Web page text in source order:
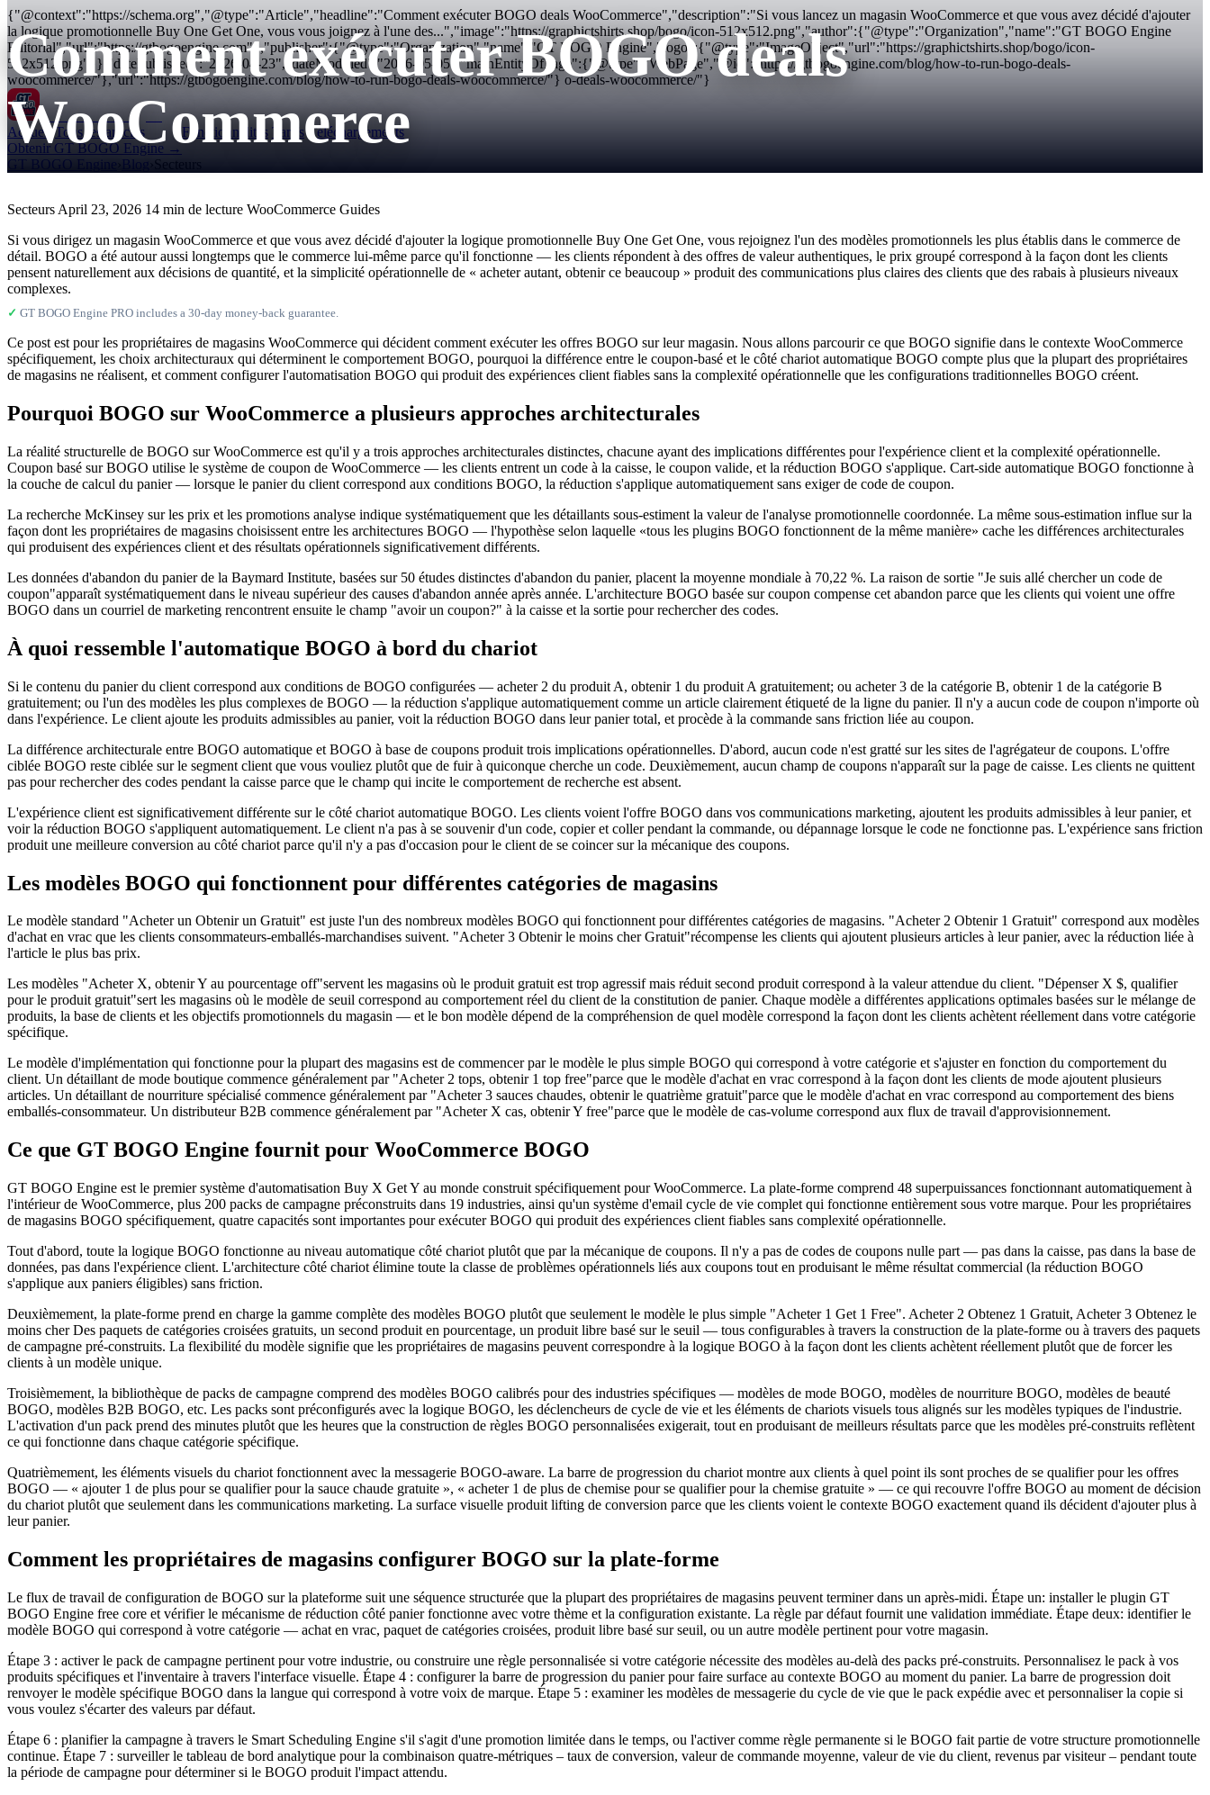
{"@context":"https://schema.org","@type":"Article","headline":"Comment exécuter BOGO deals WooCommerce","description":"Si vous lancez un magasin WooCommerce et que vous avez décidé d'ajouter
la logique promotionnelle Buy One Get One, vous vous joignez à l'une des...","image":"https://graphictshirts.shop/bogo/icon-512x512.png","author":{"@type":"Organization","name":"GT BOGO Engine
Editorial","url":"https://gtbogoengine.com"},"publisher":{"@type":"Organization","name":"GT BOGO Engine","logo":{"@type":"ImageObject","url":"https://graphictshirts.shop/bogo/icon-
512x512.png"}},"datePublished":"2026-04-23","dateModified":"2026-05-05","mainEntityOfPage":{"@type":"WebPage","@id":"https://gtbogoengine.com/blog/how-to-run-bogo-deals-
woocommerce/"},"url":"https://gtbogoengine.com/blog/how-to-run-bogo-deals-woocommerce/"} o-deals-woocommerce/"}
GT BOGOEngine
Accueil Tous les articles Fonctionnalités Tarifs
Téléchargements
Obtenir GT BOGO Engine →
GT BOGO Engine ›Blog ›Secteurs
Comment exécuter BOGO deals
WooCommerce
Secteurs April 23, 2026 14 min de lecture WooCommerce Guides
Si vous dirigez un magasin WooCommerce et que vous avez décidé d'ajouter la logique promotionnelle Buy One Get One, vous rejoignez l'un des modèles promotionnels les plus établis dans le commerce de
détail. BOGO a été autour aussi longtemps que le commerce lui-même parce qu'il fonctionne — les clients répondent à des offres de valeur authentiques, le prix groupé correspond à la façon dont les clients
pensent naturellement aux décisions de quantité, et la simplicité opérationnelle de « acheter autant, obtenir ce beaucoup » produit des communications plus claires des clients que des rabais à plusieurs niveaux
complexes.
✓ GT BOGO Engine PRO includes a 30-day money-back guarantee.
Ce post est pour les propriétaires de magasins WooCommerce qui décident comment exécuter les offres BOGO sur leur magasin. Nous allons parcourir ce que BOGO signifie dans le contexte WooCommerce
spécifiquement, les choix architecturaux qui déterminent le comportement BOGO, pourquoi la différence entre le coupon-basé et le côté chariot automatique BOGO compte plus que la plupart des propriétaires
de magasins ne réalisent, et comment configurer l'automatisation BOGO qui produit des expériences client fiables sans la complexité opérationnelle que les configurations traditionnelles BOGO créent.
Pourquoi BOGO sur WooCommerce a plusieurs approches architecturales
La réalité structurelle de BOGO sur WooCommerce est qu'il y a trois approches architecturales distinctes, chacune ayant des implications différentes pour l'expérience client et la complexité opérationnelle.
Coupon basé sur BOGO utilise le système de coupon de WooCommerce — les clients entrent un code à la caisse, le coupon valide, et la réduction BOGO s'applique. Cart-side automatique BOGO fonctionne à
la couche de calcul du panier — lorsque le panier du client correspond aux conditions BOGO, la réduction s'applique automatiquement sans exiger de code de coupon.
La recherche McKinsey sur les prix et les promotions analyse indique systématiquement que les détaillants sous-estiment la valeur de l'analyse promotionnelle coordonnée. La même sous-estimation influe sur la
façon dont les propriétaires de magasins choisissent entre les architectures BOGO — l'hypothèse selon laquelle «tous les plugins BOGO fonctionnent de la même manière» cache les différences architecturales
qui produisent des expériences client et des résultats opérationnels significativement différents.
Les données d'abandon du panier de la Baymard Institute, basées sur 50 études distinctes d'abandon du panier, placent la moyenne mondiale à 70,22 %. La raison de sortie "Je suis allé chercher un code de
coupon"apparaît systématiquement dans le niveau supérieur des causes d'abandon année après année. L'architecture BOGO basée sur coupon compense cet abandon parce que les clients qui voient une offre
BOGO dans un courriel de marketing rencontrent ensuite le champ "avoir un coupon?" à la caisse et la sortie pour rechercher des codes.
À quoi ressemble l'automatique BOGO à bord du chariot
Si le contenu du panier du client correspond aux conditions de BOGO configurées — acheter 2 du produit A, obtenir 1 du produit A gratuitement; ou acheter 3 de la catégorie B, obtenir 1 de la catégorie B
gratuitement; ou l'un des modèles les plus complexes de BOGO — la réduction s'applique automatiquement comme un article clairement étiqueté de la ligne du panier. Il n'y a aucun code de coupon n'importe où
dans l'expérience. Le client ajoute les produits admissibles au panier, voit la réduction BOGO dans leur panier total, et procède à la commande sans friction liée au coupon.
La différence architecturale entre BOGO automatique et BOGO à base de coupons produit trois implications opérationnelles. D'abord, aucun code n'est gratté sur les sites de l'agrégateur de coupons. L'offre
ciblée BOGO reste ciblée sur le segment client que vous vouliez plutôt que de fuir à quiconque cherche un code. Deuxièmement, aucun champ de coupons n'apparaît sur la page de caisse. Les clients ne quittent
pas pour rechercher des codes pendant la caisse parce que le champ qui incite le comportement de recherche est absent.
L'expérience client est significativement différente sur le côté chariot automatique BOGO. Les clients voient l'offre BOGO dans vos communications marketing, ajoutent les produits admissibles à leur panier, et
voir la réduction BOGO s'appliquent automatiquement. Le client n'a pas à se souvenir d'un code, copier et coller pendant la commande, ou dépannage lorsque le code ne fonctionne pas. L'expérience sans friction
produit une meilleure conversion au côté chariot parce qu'il n'y a pas d'occasion pour le client de se coincer sur la mécanique des coupons.
Les modèles BOGO qui fonctionnent pour différentes catégories de magasins
Le modèle standard "Acheter un Obtenir un Gratuit" est juste l'un des nombreux modèles BOGO qui fonctionnent pour différentes catégories de magasins. "Acheter 2 Obtenir 1 Gratuit" correspond aux modèles
d'achat en vrac que les clients consommateurs-emballés-marchandises suivent. "Acheter 3 Obtenir le moins cher Gratuit"récompense les clients qui ajoutent plusieurs articles à leur panier, avec la réduction liée à
l'article le plus bas prix.
Les modèles "Acheter X, obtenir Y au pourcentage off"servent les magasins où le produit gratuit est trop agressif mais réduit second produit correspond à la valeur attendue du client. "Dépenser X $, qualifier
pour le produit gratuit"sert les magasins où le modèle de seuil correspond au comportement réel du client de la constitution de panier. Chaque modèle a différentes applications optimales basées sur le mélange de
produits, la base de clients et les objectifs promotionnels du magasin — et le bon modèle dépend de la compréhension de quel modèle correspond la façon dont les clients achètent réellement dans votre catégorie
spécifique.
Le modèle d'implémentation qui fonctionne pour la plupart des magasins est de commencer par le modèle le plus simple BOGO qui correspond à votre catégorie et s'ajuster en fonction du comportement du
client. Un détaillant de mode boutique commence généralement par "Acheter 2 tops, obtenir 1 top free"parce que le modèle d'achat en vrac correspond à la façon dont les clients de mode ajoutent plusieurs
articles. Un détaillant de nourriture spécialisé commence généralement par "Acheter 3 sauces chaudes, obtenir le quatrième gratuit"parce que le modèle d'achat en vrac correspond au comportement des biens
emballés-consommateur. Un distributeur B2B commence généralement par "Acheter X cas, obtenir Y free"parce que le modèle de cas-volume correspond aux flux de travail d'approvisionnement.
Ce que GT BOGO Engine fournit pour WooCommerce BOGO
GT BOGO Engine est le premier système d'automatisation Buy X Get Y au monde construit spécifiquement pour WooCommerce. La plate-forme comprend 48 superpuissances fonctionnant automatiquement à
l'intérieur de WooCommerce, plus 200 packs de campagne préconstruits dans 19 industries, ainsi qu'un système d'email cycle de vie complet qui fonctionne entièrement sous votre marque. Pour les propriétaires
de magasins BOGO spécifiquement, quatre capacités sont importantes pour exécuter BOGO qui produit des expériences client fiables sans complexité opérationnelle.
Tout d'abord, toute la logique BOGO fonctionne au niveau automatique côté chariot plutôt que par la mécanique de coupons. Il n'y a pas de codes de coupons nulle part — pas dans la caisse, pas dans la base de
données, pas dans l'expérience client. L'architecture côté chariot élimine toute la classe de problèmes opérationnels liés aux coupons tout en produisant le même résultat commercial (la réduction BOGO
s'applique aux paniers éligibles) sans friction.
Deuxièmement, la plate-forme prend en charge la gamme complète des modèles BOGO plutôt que seulement le modèle le plus simple "Acheter 1 Get 1 Free". Acheter 2 Obtenez 1 Gratuit, Acheter 3 Obtenez le
moins cher Des paquets de catégories croisées gratuits, un second produit en pourcentage, un produit libre basé sur le seuil — tous configurables à travers la construction de la plate-forme ou à travers des paquets
de campagne pré-construits. La flexibilité du modèle signifie que les propriétaires de magasins peuvent correspondre à la logique BOGO à la façon dont les clients achètent réellement plutôt que de forcer les
clients à un modèle unique.
Troisièmement, la bibliothèque de packs de campagne comprend des modèles BOGO calibrés pour des industries spécifiques — modèles de mode BOGO, modèles de nourriture BOGO, modèles de beauté
BOGO, modèles B2B BOGO, etc. Les packs sont préconfigurés avec la logique BOGO, les déclencheurs de cycle de vie et les éléments de chariots visuels tous alignés sur les modèles typiques de l'industrie.
L'activation d'un pack prend des minutes plutôt que les heures que la construction de règles BOGO personnalisées exigerait, tout en produisant de meilleurs résultats parce que les modèles pré-construits reflètent
ce qui fonctionne dans chaque catégorie spécifique.
Quatrièmement, les éléments visuels du chariot fonctionnent avec la messagerie BOGO-aware. La barre de progression du chariot montre aux clients à quel point ils sont proches de se qualifier pour les offres
BOGO — « ajouter 1 de plus pour se qualifier pour la sauce chaude gratuite », « acheter 1 de plus de chemise pour se qualifier pour la chemise gratuite » — ce qui recouvre l'offre BOGO au moment de décision
du chariot plutôt que seulement dans les communications marketing. La surface visuelle produit lifting de conversion parce que les clients voient le contexte BOGO exactement quand ils décident d'ajouter plus à
leur panier.
Comment les propriétaires de magasins configurer BOGO sur la plate-forme
Le flux de travail de configuration de BOGO sur la plateforme suit une séquence structurée que la plupart des propriétaires de magasins peuvent terminer dans un après-midi. Étape un: installer le plugin GT
BOGO Engine free core et vérifier le mécanisme de réduction côté panier fonctionne avec votre thème et la configuration existante. La règle par défaut fournit une validation immédiate. Étape deux: identifier le
modèle BOGO qui correspond à votre catégorie — achat en vrac, paquet de catégories croisées, produit libre basé sur seuil, ou un autre modèle pertinent pour votre magasin.
Étape 3 : activer le pack de campagne pertinent pour votre industrie, ou construire une règle personnalisée si votre catégorie nécessite des modèles au-delà des packs pré-construits. Personnalisez le pack à vos
produits spécifiques et l'inventaire à travers l'interface visuelle. Étape 4 : configurer la barre de progression du panier pour faire surface au contexte BOGO au moment du panier. La barre de progression doit
renvoyer le modèle spécifique BOGO dans la langue qui correspond à votre voix de marque. Étape 5 : examiner les modèles de messagerie du cycle de vie que le pack expédie avec et personnaliser la copie si
vous voulez s'écarter des valeurs par défaut.
Étape 6 : planifier la campagne à travers le Smart Scheduling Engine s'il s'agit d'une promotion limitée dans le temps, ou l'activer comme règle permanente si le BOGO fait partie de votre structure promotionnelle
continue. Étape 7 : surveiller le tableau de bord analytique pour la combinaison quatre-métriques – taux de conversion, valeur de commande moyenne, valeur de vie du client, revenus par visiteur – pendant toute
la période de campagne pour déterminer si le BOGO produit l'impact attendu.